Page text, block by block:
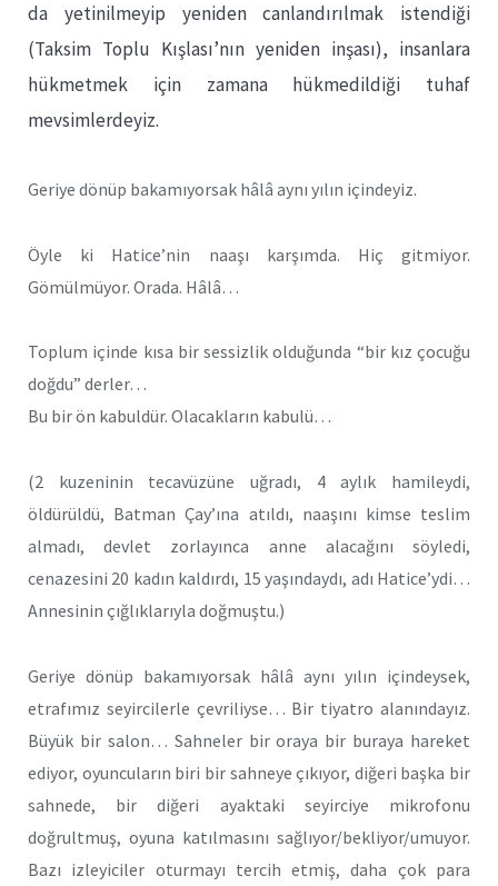
da yetinilmeyip yeniden canlandırılmak istendiği
(Taksim Toplu Kışlası’nın yeniden inşası), insanlara
hükmetmek için zamana hükmedildiği tuhaf
mevsimlerdeyiz.
Geriye dönüp bakamıyorsak hâlâ aynı yılın içindeyiz.
Öyle ki Hatice’nin naaşı karşımda. Hiç gitmiyor.
Gömülmüyor. Orada. Hâlâ…
Toplum içinde kısa bir sessizlik olduğunda “bir kız çocuğu
doğdu” derler…
Bu bir ön kabuldür. Olacakların kabulü…
(2 kuzeninin tecavüzüne uğradı, 4 aylık hamileydi,
öldürüldü, Batman Çay’ına atıldı, naaşını kimse teslim
almadı, devlet zorlayınca anne alacağını söyledi,
cenazesini 20 kadın kaldırdı, 15 yaşındaydı, adı Hatice’ydi…
Annesinin çığlıklarıyla doğmuştu.)
Geriye dönüp bakamıyorsak hâlâ aynı yılın içindeysek,
etrafımız seyircilerle çevriliyse… Bir tiyatro alanındayız.
Büyük bir salon… Sahneler bir oraya bir buraya hareket
ediyor, oyuncuların biri bir sahneye çıkıyor, diğeri başka bir
sahnede, bir diğeri ayaktaki seyirciye mikrofonu
doğrultmuş, oyuna katılmasını sağlıyor/bekliyor/umuyor.
Bazı izleyiciler oturmayı tercih etmiş, daha çok para